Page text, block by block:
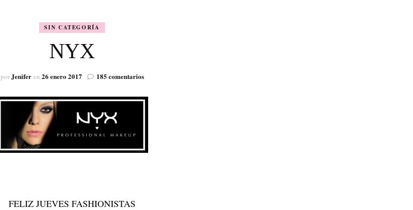
SIN CATEGORÍA
NYX
porJenifer en 26 enero 2017 185 comentariosen
FELIZ JUEVES FASHIONISTAS